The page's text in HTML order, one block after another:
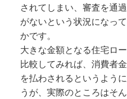
されてしまい、審査を通
がないという状況になっ
かです。
大きな金額となる住宅ロ
比較してみれば、消費者
を払わされるというよう
うが、実際のところはそ